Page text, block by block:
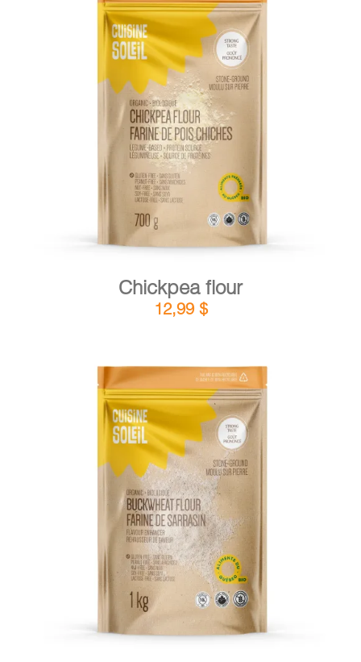
ADD TO CART / DETAILS
Chickpea flour
12,99 $
ADD TO CART / DETAILS